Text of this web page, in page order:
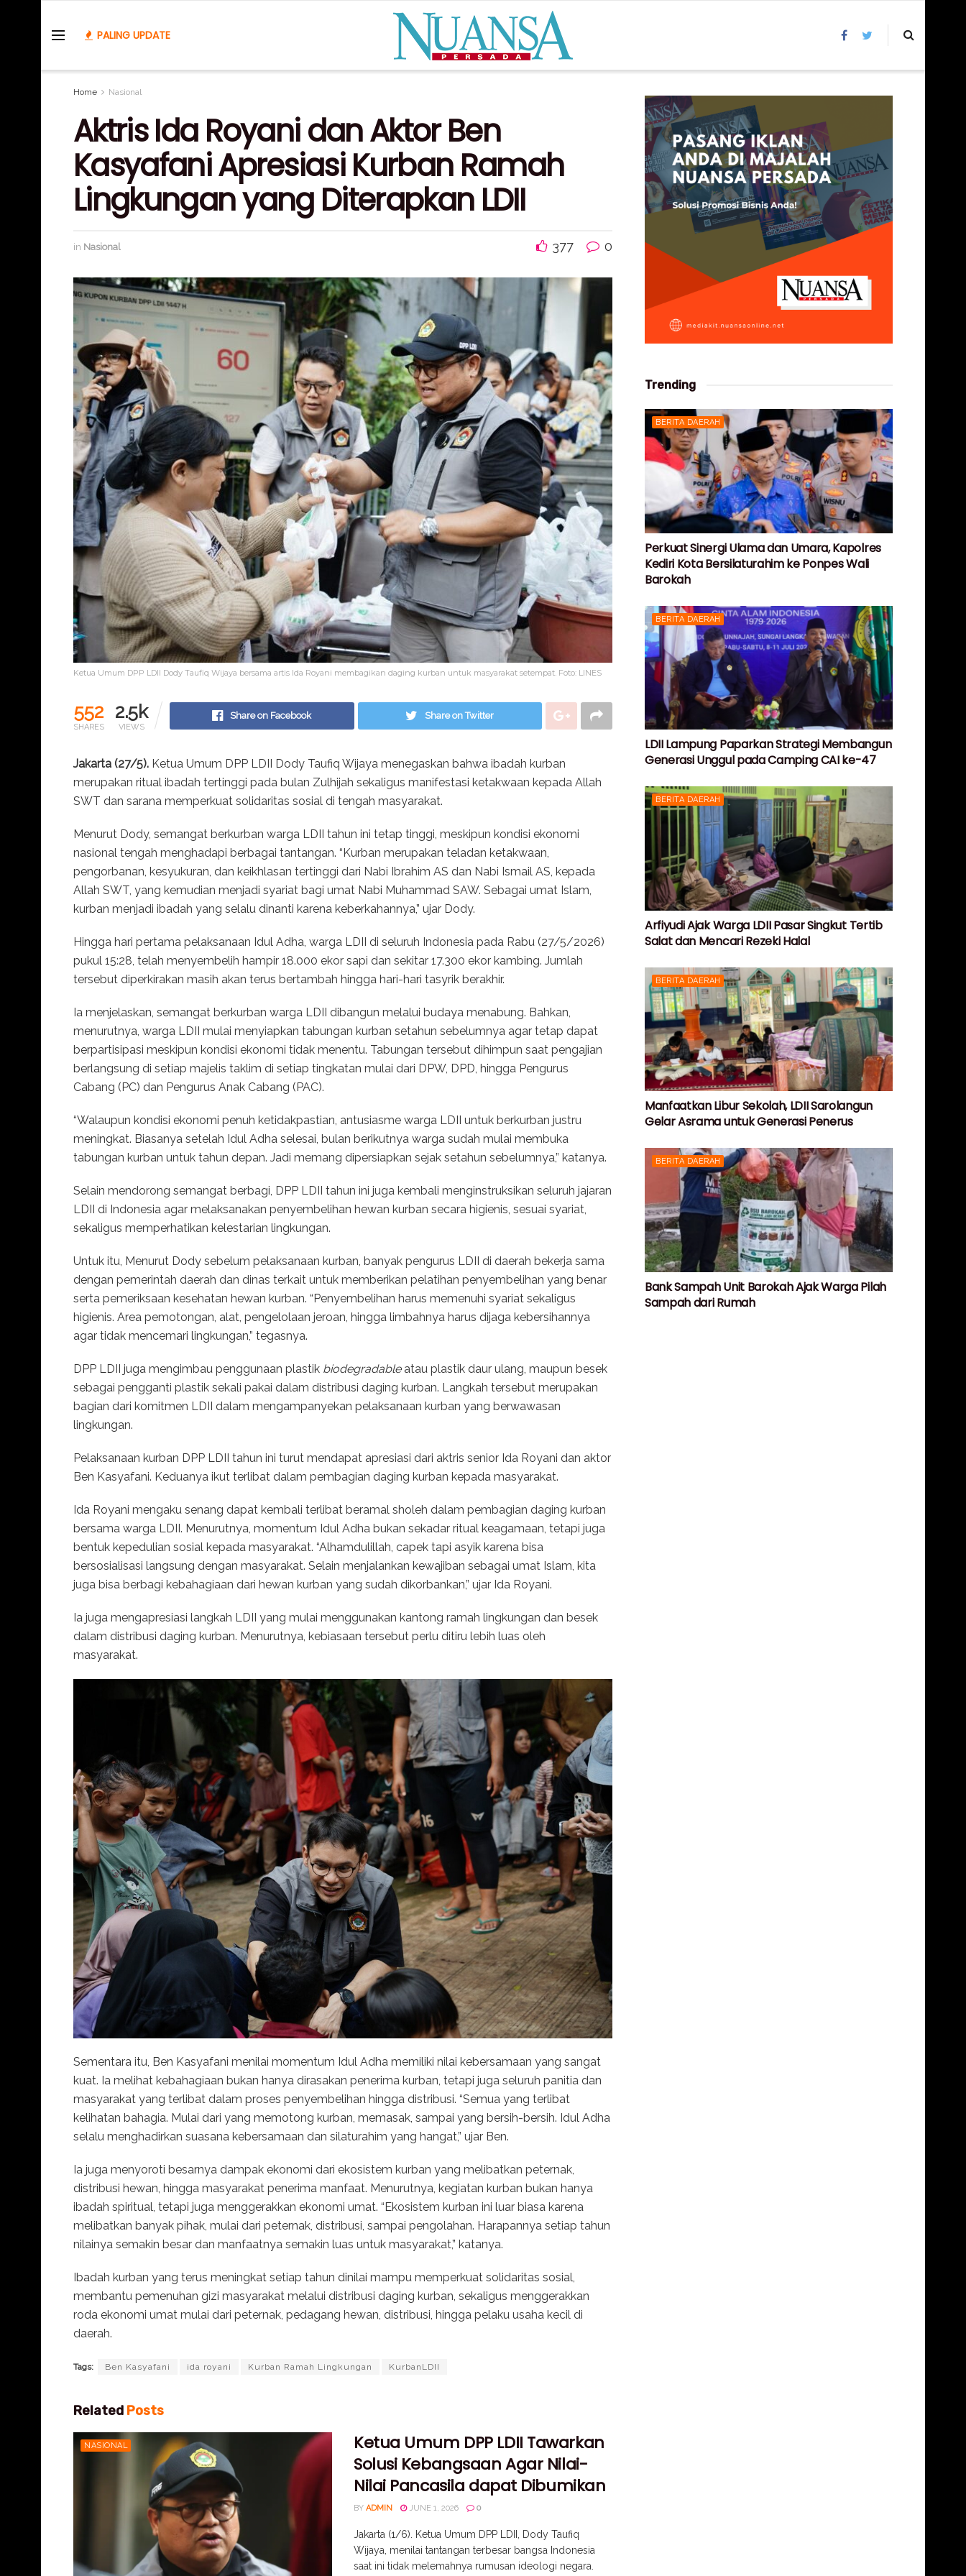
PALING UPDATE
Home Nasional
Aktris Ida Royani dan Aktor Ben
Kasyafani Apresiasi Kurban Ramah
Lingkungan yang Diterapkan LDII
in Nasional 377 0
Ketua Umum DPP LDII Dody Taufiq Wijaya bersama artis Ida Royani membagikan daging kurban untuk masyarakat setempat. Foto: LINES
552
SHARES
2.5k
VIEWS
Share on Facebook Share on Twitter
Jakarta (27/5). Ketua Umum DPP LDII Dody Taufiq Wijaya menegaskan bahwa ibadah kurban
merupakan ritual ibadah tertinggi pada bulan Zulhijah sekaligus manifestasi ketakwaan kepada Allah
SWT dan sarana memperkuat solidaritas sosial di tengah masyarakat.
Menurut Dody, semangat berkurban warga LDII tahun ini tetap tinggi, meskipun kondisi ekonomi
nasional tengah menghadapi berbagai tantangan. “Kurban merupakan teladan ketakwaan,
pengorbanan, kesyukuran, dan keikhlasan tertinggi dari Nabi Ibrahim AS dan Nabi Ismail AS, kepada
Allah SWT, yang kemudian menjadi syariat bagi umat Nabi Muhammad SAW. Sebagai umat Islam,
kurban menjadi ibadah yang selalu dinanti karena keberkahannya,” ujar Dody.
Hingga hari pertama pelaksanaan Idul Adha, warga LDII di seluruh Indonesia pada Rabu (27/5/2026)
pukul 15:28, telah menyembelih hampir 18.000 ekor sapi dan sekitar 17.300 ekor kambing. Jumlah
tersebut diperkirakan masih akan terus bertambah hingga hari-hari tasyrik berakhir.
Ia menjelaskan, semangat berkurban warga LDII dibangun melalui budaya menabung. Bahkan,
menurutnya, warga LDII mulai menyiapkan tabungan kurban setahun sebelumnya agar tetap dapat
berpartisipasi meskipun kondisi ekonomi tidak menentu. Tabungan tersebut dihimpun saat pengajian
berlangsung di setiap majelis taklim di setiap tingkatan mulai dari DPW, DPD, hingga Pengurus
Cabang (PC) dan Pengurus Anak Cabang (PAC).
“Walaupun kondisi ekonomi penuh ketidakpastian, antusiasme warga LDII untuk berkurban justru
meningkat. Biasanya setelah Idul Adha selesai, bulan berikutnya warga sudah mulai membuka
tabungan kurban untuk tahun depan. Jadi memang dipersiapkan sejak setahun sebelumnya,” katanya.
Selain mendorong semangat berbagi, DPP LDII tahun ini juga kembali menginstruksikan seluruh jajaran
LDII di Indonesia agar melaksanakan penyembelihan hewan kurban secara higienis, sesuai syariat,
sekaligus memperhatikan kelestarian lingkungan.
Untuk itu, Menurut Dody sebelum pelaksanaan kurban, banyak pengurus LDII di daerah bekerja sama
dengan pemerintah daerah dan dinas terkait untuk memberikan pelatihan penyembelihan yang benar
serta pemeriksaan kesehatan hewan kurban. “Penyembelihan harus memenuhi syariat sekaligus
higienis. Area pemotongan, alat, pengelolaan jeroan, hingga limbahnya harus dijaga kebersihannya
agar tidak mencemari lingkungan,” tegasnya.
DPP LDII juga mengimbau penggunaan plastik biodegradableatau plastik daur ulang, maupun besek
sebagai pengganti plastik sekali pakai dalam distribusi daging kurban. Langkah tersebut merupakan
bagian dari komitmen LDII dalam mengampanyekan pelaksanaan kurban yang berwawasan
lingkungan.
Pelaksanaan kurban DPP LDII tahun ini turut mendapat apresiasi dari aktris senior Ida Royani dan aktor
Ben Kasyafani. Keduanya ikut terlibat dalam pembagian daging kurban kepada masyarakat.
Ida Royani mengaku senang dapat kembali terlibat beramal sholeh dalam pembagian daging kurban
bersama warga LDII. Menurutnya, momentum Idul Adha bukan sekadar ritual keagamaan, tetapi juga
bentuk kepedulian sosial kepada masyarakat. “Alhamdulillah, capek tapi asyik karena bisa
bersosialisasi langsung dengan masyarakat. Selain menjalankan kewajiban sebagai umat Islam, kita
juga bisa berbagi kebahagiaan dari hewan kurban yang sudah dikorbankan,” ujar Ida Royani.
Ia juga mengapresiasi langkah LDII yang mulai menggunakan kantong ramah lingkungan dan besek
dalam distribusi daging kurban. Menurutnya, kebiasaan tersebut perlu ditiru lebih luas oleh
masyarakat.
Sementara itu, Ben Kasyafani menilai momentum Idul Adha memiliki nilai kebersamaan yang sangat
kuat. Ia melihat kebahagiaan bukan hanya dirasakan penerima kurban, tetapi juga seluruh panitia dan
masyarakat yang terlibat dalam proses penyembelihan hingga distribusi. “Semua yang terlibat
kelihatan bahagia. Mulai dari yang memotong kurban, memasak, sampai yang bersih-bersih. Idul Adha
selalu menghadirkan suasana kebersamaan dan silaturahim yang hangat,” ujar Ben.
Ia juga menyoroti besarnya dampak ekonomi dari ekosistem kurban yang melibatkan peternak,
distribusi hewan, hingga masyarakat penerima manfaat. Menurutnya, kegiatan kurban bukan hanya
ibadah spiritual, tetapi juga menggerakkan ekonomi umat. “Ekosistem kurban ini luar biasa karena
melibatkan banyak pihak, mulai dari peternak, distribusi, sampai pengolahan. Harapannya setiap tahun
nilainya semakin besar dan manfaatnya semakin luas untuk masyarakat,” katanya.
Ibadah kurban yang terus meningkat setiap tahun dinilai mampu memperkuat solidaritas sosial,
membantu pemenuhan gizi masyarakat melalui distribusi daging kurban, sekaligus menggerakkan
roda ekonomi umat mulai dari peternak, pedagang hewan, distribusi, hingga pelaku usaha kecil di
daerah.
Tags: Ben Kasyafani ida royani Kurban Ramah Lingkungan KurbanLDII
Related Posts
NASIONAL
Ketua Umum DPP LDII Tawarkan
Solusi Kebangsaan Agar Nilai-
Nilai Pancasila dapat Dibumikan
BY ADMIN JUNE 1, 2026 0
Jakarta (1/6). Ketua Umum DPP LDII, Dody Taufiq
Wijaya, menilai tantangan terbesar bangsa Indonesia
saat ini tidak melemahnya rumusan ideologi negara.
Trending
BERITA DAERAH
Perkuat Sinergi Ulama dan Umara, Kapolres
Kediri Kota Bersilaturahim ke Ponpes Wali
Barokah
BERITA DAERAH
LDII Lampung Paparkan Strategi Membangun
Generasi Unggul pada Camping CAI ke-47
BERITA DAERAH
Arfiyudi Ajak Warga LDII Pasar Singkut Tertib
Salat dan Mencari Rezeki Halal
BERITA DAERAH
Manfaatkan Libur Sekolah, LDII Sarolangun
Gelar Asrama untuk Generasi Penerus
BERITA DAERAH
Bank Sampah Unit Barokah Ajak Warga Pilah
Sampah dari Rumah